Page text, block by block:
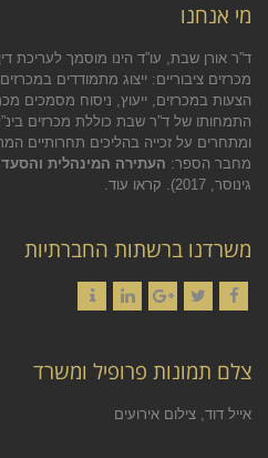
מי אנחנו
מכרזים ציבוריים: ייצוג מתמודדים
הצעות במכרזים, ייעוץ, ניסוח מסמכים
התמחותו של ד”ר שבת כוללת מכרזים
ומתחרים על זכייה בהליכים תחרותיים
מחבר הספר: העתירה המינהלית
גינוסר, 2017).
קראו עוד.
משרדנו ברשתות החברתיות
צלם תמונות פרופיל ומשרד
אייל דוד, צילום אירועים